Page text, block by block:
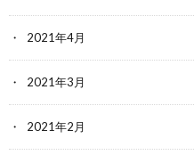
2021年4月
2021年3月
2021年2月